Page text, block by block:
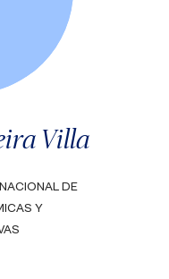
Villa
DE
Y